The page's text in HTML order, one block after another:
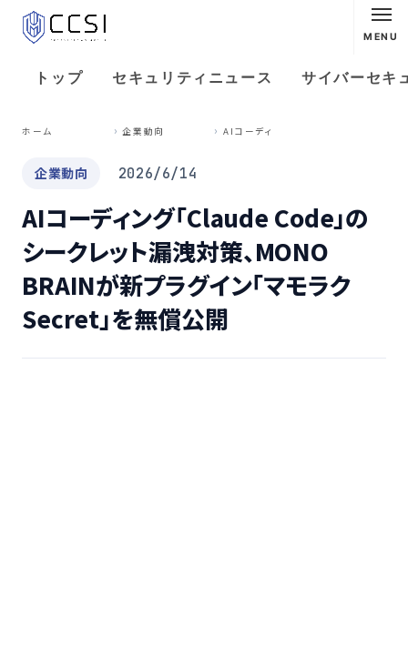
MENU
トップ セキュリティニュース サイバーセキ
ホーム 企業動向
企業動向 2026/6/14
AIコーディング「Claude Code」の
シークレット漏洩対策、MONO
BRAINが新プラグイン「マモラク
Secret」を無償公開